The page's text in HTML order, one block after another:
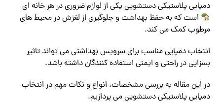
دمپایی پلاستیکی دستشویی یکی از لوازم ضروری در هر خانه ای
است که به حفظ بهداشت و جلوگیری از لغزش در محیط های
مرطوب کمک می کند.
انتخاب دمپایی مناسب برای سرویس بهداشتی می تواند تاثیر
بسزایی در راحتی و ایمنی استفاده کنندگان داشته باشد.
در این مقاله به بررسی مشخصات، انواع و نکات مهم در انتخاب
دمپایی پلاستیکی دستشویی می پردازیم.